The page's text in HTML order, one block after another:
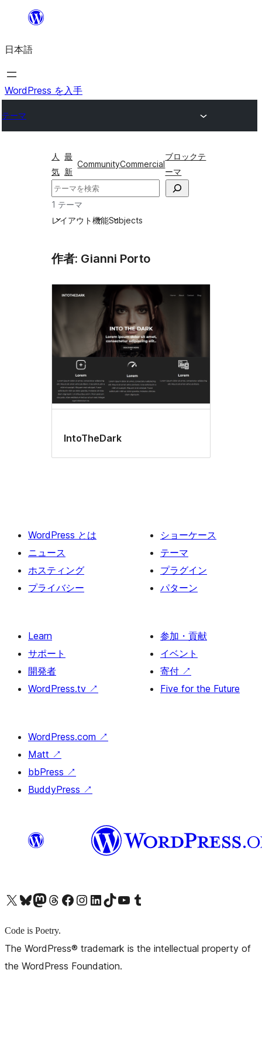
を
ス
キ
プ
日本語
WordPress を入手
テーマ
人
気
最
新
CommunityCommercial
ブロックテ
ーマ
検
索
1 テーマ
レイアウト機能Subjects
作者: Gianni Porto
IntoTheDark
WordPress とは
ニュース
ホスティング
プライバシー
ショーケース
テーマ
プラグイン
パターン
Learn
サポート
開発者
WordPress.tv ↗
参加・貢献
イベント
寄付 ↗
Five for the Future
WordPress.com ↗
Matt ↗
bbPress ↗
BuddyPress ↗
X (旧 Twitter) アカウントへBluesky アカウントへMastodon アカウントへThreads アカウントへ Facebook ページへInstagram アカウントへ LinkedIn アカウントへTikTok アカウントへYouTube チャンネルへ Tumblr アカウントへ
Code is Poetry.
The WordPress® trademark is the intellectual property of
the WordPress Foundation.